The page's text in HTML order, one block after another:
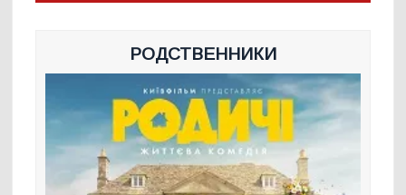
РОДСТВЕННИКИ